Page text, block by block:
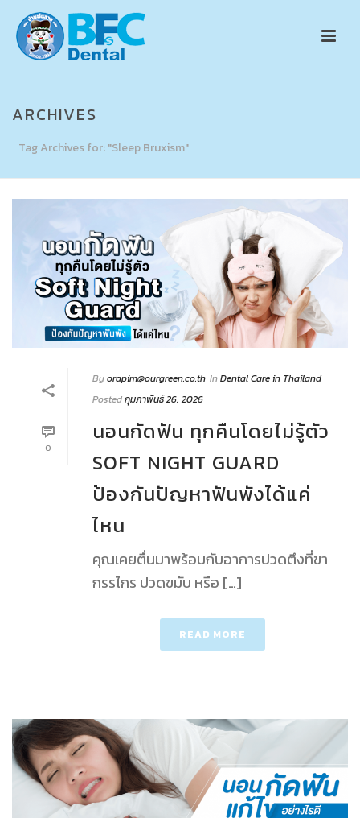
ARCHIVES
Tag Archives for: "Sleep Bruxism"
0
Byorapim@ourgreen.co.th InDental Care in Thailand
Postedกุมภาพันธ์ 26, 2026
นอนกัดฟัน ทุกคืนโดยไม่รู้ตัว
SOFT NIGHT GUARD
ป้องกันปัญหาฟันพังได้แค่
ไหน
คุณเคยตื่นมาพร้อมกับอาการปวดตึงที่ขา
กรรไกร ปวดขมับ หรือ […]
READ MORE